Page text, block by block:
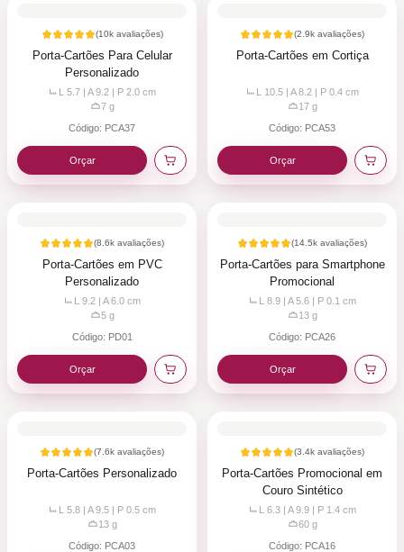
(10kavaliações)
Porta-Cartões Para Celular
Personalizado
L 5.7 | A 9.2 | P 2.0 cm
7g
Código: PCA37
Orçar
(2.9k avaliações)
Porta-Cartões em Cortiça
L 10.5 | A 8.2 | P 0.4 cm
17g
Código: PCA53
Orçar
(8.6k avaliações)
Porta-Cartões em PVC
Personalizado
L 9.2 | A 6.0 cm
5g
Código: PD01
Orçar
(14.5k avaliações)
Porta-Cartões para Smartphone
Promocional
L 8.9 | A 5.6 | P 0.1 cm
13g
Código: PCA26
Orçar
(7.6k avaliações)
Porta-Cartões Personalizado
L 5.8 | A 9.5 | P 0.5 cm
13g
Código: PCA03
(3.4k avaliações)
Porta-Cartões Promocional em
Couro Sintético
L 6.3 | A 9.9 | P 1.4 cm
60g
Código: PCA16